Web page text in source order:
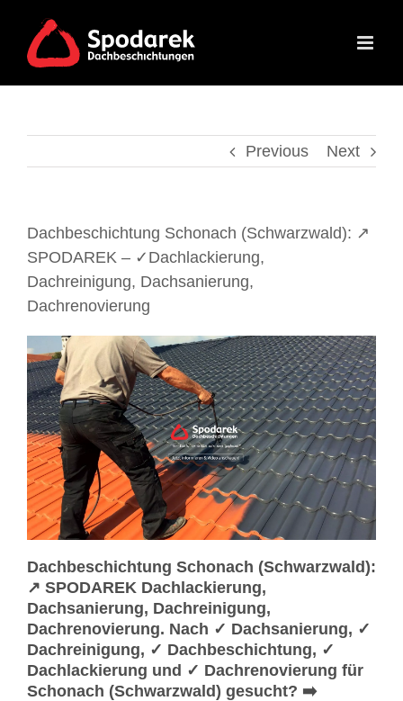
content
Previous Next
Dachbeschichtung Schonach (Schwarzwald): ↗️
SPODAREK – ✓Dachlackierung,
Dachreinigung, Dachsanierung,
Dachrenovierung
Dachbeschichtung Schonach (Schwarzwald):
↗️ SPODAREK Dachlackierung,
Dachsanierung, Dachreinigung,
Dachrenovierung. Nach ✓ Dachsanierung, ✓
Dachreinigung, ✓ Dachbeschichtung, ✓
Dachlackierung und ✓ Dachrenovierung für
Schonach (Schwarzwald) gesucht? ➡️